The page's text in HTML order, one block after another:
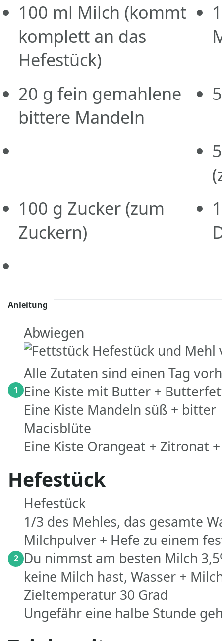
100 ml Milch (kommt
komplett an das
Hefestück)
20 g fein gemahlene
bittere Mandeln
100 g Zucker (zum
Zuckern)
Anleitung
1
Abwiegen
Alle Zutaten sind einen Tag
Eine Kiste mit Butter +
Eine Kiste Mandeln süß + bitter
Macisblüte
Eine Kiste Orangeat + Zitronat
Hefestück
2
Hefestück
1/3 des Mehles, das gesamte
Milchpulver + Hefe zu einem
Du nimmst am besten Milch
keine Milch hast, Wasser +
Zieltemperatur 30 Grad
Ungefähr eine halbe Stunde